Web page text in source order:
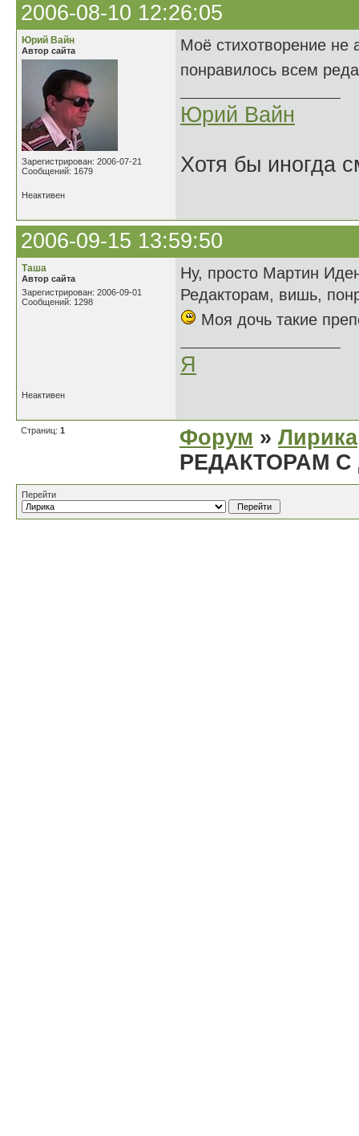
2006-08-10 12:26:05
Юрий Вайн
Автор сайта
Зарегистрирован: 2006-07-21
Сообщений: 1679
Моё стихотворение не
понравилось всем
Юрий Вайн
Хотя бы иногда
Неактивен
2006-09-15 13:59:50
Таша
Автор сайта
Зарегистрирован: 2006-09-01
Сообщений: 1298
Ну, просто Мартин
Редакторам, вишь,
Моя дочь такие
Я
Неактивен
Страниц: 1 Форум » Лирика
РЕДАКТОРАМ
Перейти